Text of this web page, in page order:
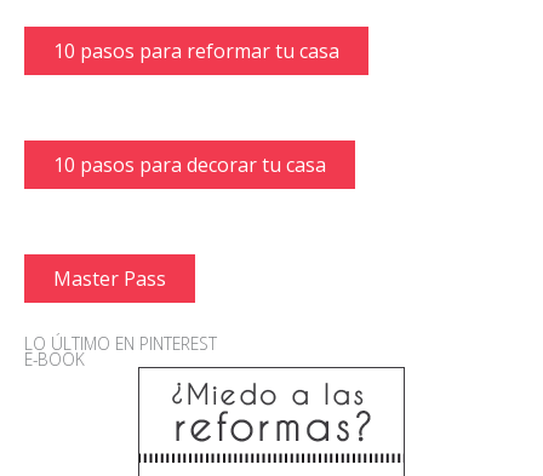
10 pasos para reformar tu casa
10 pasos para decorar tu casa
Master Pass
LO ÚLTIMO EN PINTEREST
E-BOOK